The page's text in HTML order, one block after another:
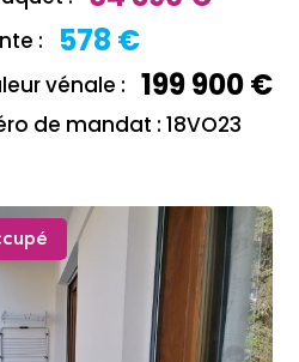
: 578 €
vénale : 199 900 €
de mandat : 18VO23